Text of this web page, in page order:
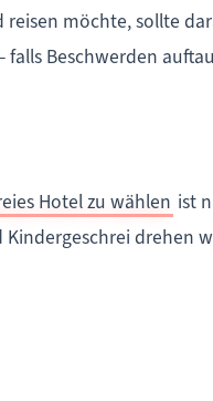
reisen möchte, sollte
Beschwerden
Hotel zu wählen ist
Kindergeschrei drehen